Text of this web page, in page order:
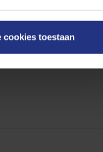
onderaan de
cookies toestaan
een foutmelding in uw
6012 13.